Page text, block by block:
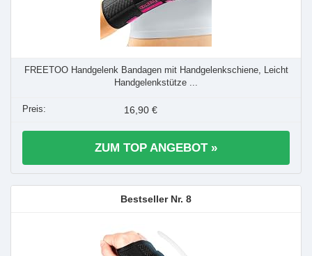
FREETOO Handgelenk Bandagen mit Handgelenkschiene, Leicht
Handgelenkstütze ...
16,90 €
ZUM TOP ANGEBOT »
8